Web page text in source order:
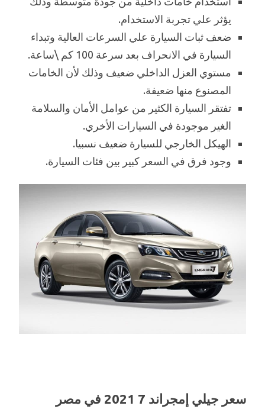
يؤثر علي تجربة الاستخدام.
ضعف ثبات السيارة علي السرعات العالية وتبداء
السيارة في الانحراف بعد سرعة 100 كم \ساعة.
مستوي العزل الداخلي ضعيف وذلك لأن الخامات
المصنوع منها ضعيفة.
تفتقر السيارة الكثير من عوامل الأمان والسلامة
الغير موجودة في السيارات الأخري.
الهيكل الخارجي للسيارة ضعيف نسبيا.
وجود فرق في السعر كبير بين فئات السيارة.
سعر جيلي إمجراند 7 2021 في مصر